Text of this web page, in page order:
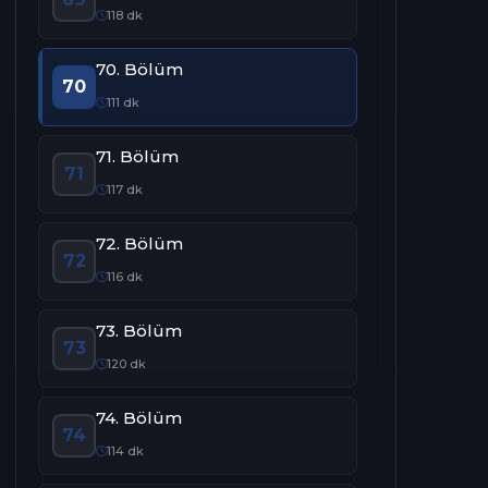
118 dk
70
70. Bölüm
111 dk
71
71. Bölüm
117 dk
72
72. Bölüm
116 dk
73
73. Bölüm
120 dk
74
74. Bölüm
114 dk